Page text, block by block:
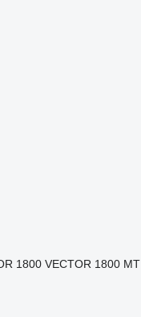
1800 VECTOR 1800 MT